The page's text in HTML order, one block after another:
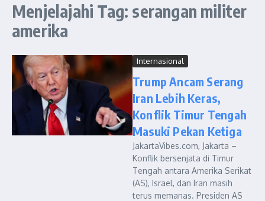
Menjelajahi Tag: serangan militer
amerika
Internasional
Trump Ancam Serang
Iran Lebih Keras,
Konflik Timur Tengah
Masuki Pekan Ketiga
JakartaVibes.com, Jakarta –
Konflik bersenjata di Timur
Tengah antara Amerika Serikat
(AS), Israel, dan Iran masih
terus memanas. Presiden AS